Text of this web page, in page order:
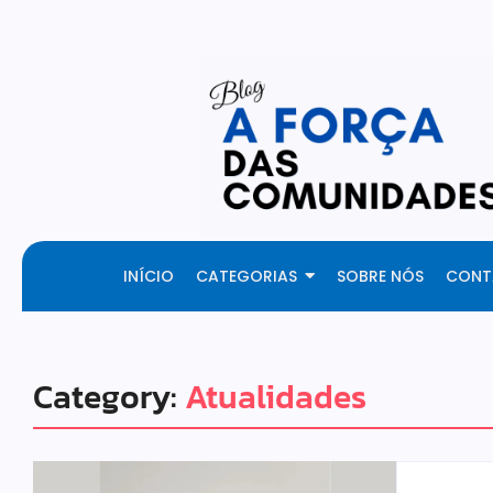
Fresh Articles Every Day
INÍCIO CATEGORIAS SOBRE NÓS
Category: Atualidades